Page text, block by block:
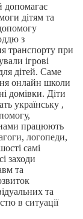
допомагає
дітям та
з
транспорту при
ігрові
дітей. Саме
онлайн школи
домівки. Діти
українську ,
працюють
логопеди,
самі
заходи
та
та
в ситуації